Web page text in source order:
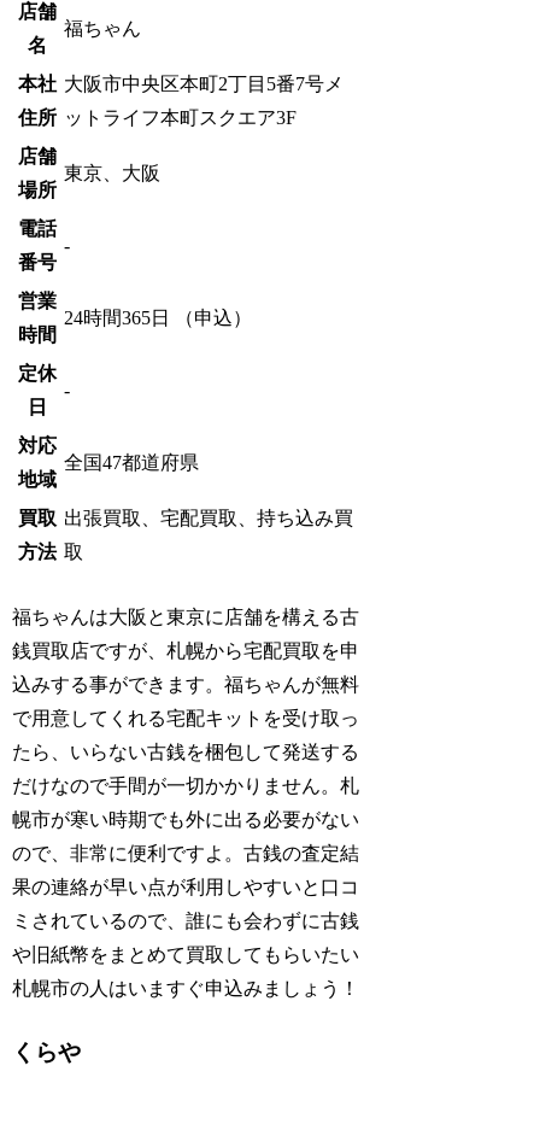
店舗
名
福ちゃん
本社
住所
大阪市中央区本町2丁目5番7号メ
ットライフ本町スクエア3F
店舗
場所
東京、大阪
電話
番号
-
営業
時間
24時間365日 （申込）
定休
日
-
対応
地域
全国47都道府県
買取
方法
出張買取、宅配買取、持ち込み買
取
福ちゃんは大阪と東京に店舗を構える古
銭買取店ですが、札幌から宅配買取を申
込みする事ができます。福ちゃんが無料
で用意してくれる宅配キットを受け取っ
たら、いらない古銭を梱包して発送する
だけなので手間が一切かかりません。札
幌市が寒い時期でも外に出る必要がない
ので、非常に便利ですよ。古銭の査定結
果の連絡が早い点が利用しやすいと口コ
ミされているので、誰にも会わずに古銭
や旧紙幣をまとめて買取してもらいたい
札幌市の人はいますぐ申込みましょう！
くらや